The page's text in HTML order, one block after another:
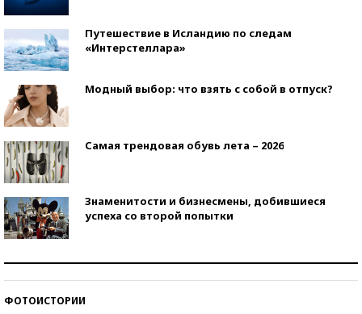
Путешествие в Исландию по следам
«Интерстеллара»
Модный выбор: что взять с собой в отпуск?
Самая трендовая обувь лета – 2026
Знаменитости и бизнесмены, добившиеся
успеха со второй попытки
ФОТОИСТОРИИ